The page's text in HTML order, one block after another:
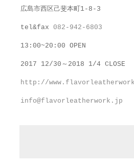
広島市西区己斐本町1-8-3
tel&fax 082-942-6803
13:00~20:00 OPEN
2017 12/30～2018 1/4 CLOSE
http://
info@flavorleatherwork.jp